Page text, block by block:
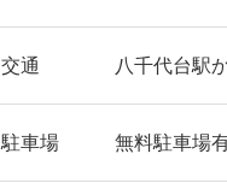
交通 八千代台駅
駐車場 無料駐車場